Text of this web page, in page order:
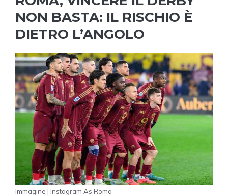
NON BASTA: IL RISCHIO È
DIETRO L’ANGOLO
Immagine | Instagram As Roma